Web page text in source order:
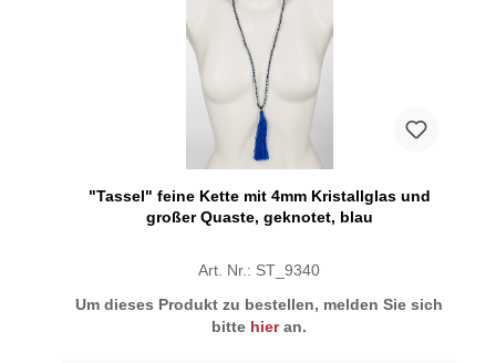
"Tassel" feine Kette mit 4mm Kristallglas und
großer Quaste, geknotet, blau
Art. Nr.: ST_9340
Um dieses Produkt zu bestellen, melden Sie sich
bitte hieran.